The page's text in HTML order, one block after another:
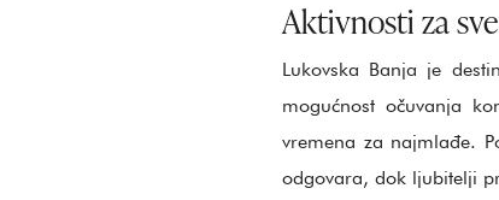
Aktivnosti za
Lukovska Banja je
mogućnost očuvanja
vremena za najmlađe.
odgovara, dok ljubitelji